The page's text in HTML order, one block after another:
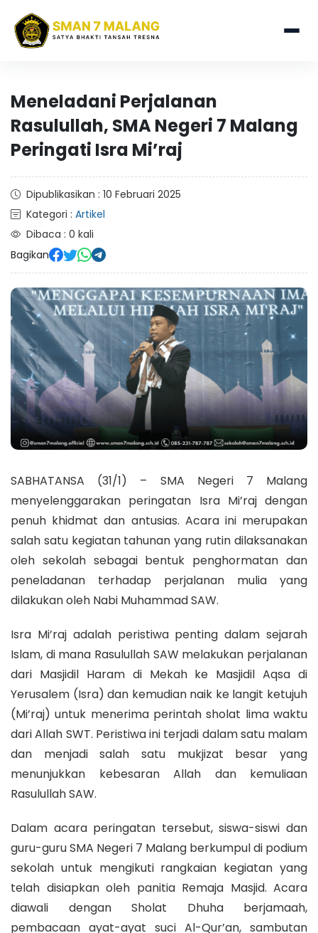
Meneladani Perjalanan
Rasulullah, SMA Negeri 7 Malang
Peringati Isra Mi’raj
Dipublikasikan : 10 Februari 2025
Kategori : Artikel
Dibaca : 0 kali
Bagikan
SABHATANSA (31/1) – SMA Negeri 7 Malang
menyelenggarakan peringatan Isra Mi’raj dengan
penuh khidmat dan antusias. Acara ini merupakan
salah satu kegiatan tahunan yang rutin dilaksanakan
oleh sekolah sebagai bentuk penghormatan dan
peneladanan terhadap perjalanan mulia yang
dilakukan oleh Nabi Muhammad SAW.
Isra Mi’raj adalah peristiwa penting dalam sejarah
Islam, di mana Rasulullah SAW melakukan perjalanan
dari Masjidil Haram di Mekah ke Masjidil Aqsa di
Yerusalem (Isra) dan kemudian naik ke langit ketujuh
(Mi’raj) untuk menerima perintah sholat lima waktu
dari Allah SWT. Peristiwa ini terjadi dalam satu malam
dan menjadi salah satu mukjizat besar yang
menunjukkan kebesaran Allah dan kemuliaan
Rasulullah SAW.
Dalam acara peringatan tersebut, siswa-siswi dan
guru-guru SMA Negeri 7 Malang berkumpul di podium
sekolah untuk mengikuti rangkaian kegiatan yang
telah disiapkan oleh panitia Remaja Masjid. Acara
diawali dengan Sholat Dhuha berjamaah,
pembacaan ayat-ayat suci Al-Qur’an, sambutan